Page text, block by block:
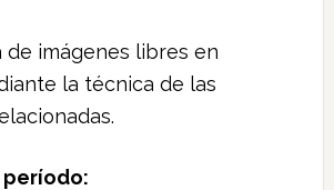
de imágenes libres en
la técnica de las
período: